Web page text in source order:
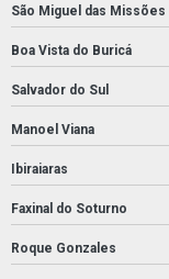
São Miguel das Missões
Boa Vista do Buricá
Salvador do Sul
Manoel Viana
Ibiraiaras
Faxinal do Soturno
Roque Gonzales